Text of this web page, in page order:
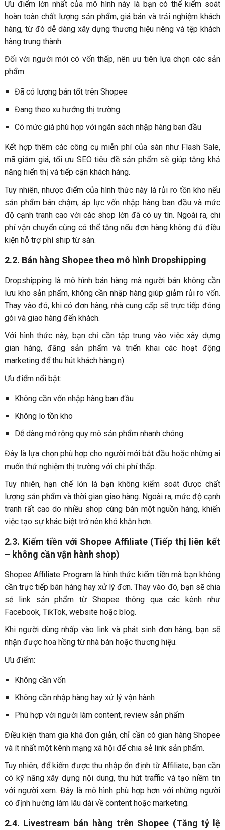
Ưu điểm lớn nhất của mô hình này là bạn có thể kiểm soát
hoàn toàn chất lượng sản phẩm, giá bán và trải nghiệm khách
hàng, từ đó dễ dàng xây dựng thương hiệu riêng và tệp khách
hàng trung thành.
Đối với người mới có vốn thấp, nên ưu tiên lựa chọn các sản
phẩm:
Đã có lượng bán tốt trên Shopee
Đang theo xu hướng thị trường
Có mức giá phù hợp với ngân sách nhập hàng ban đầu
Kết hợp thêm các công cụ miễn phí của sàn như Flash Sale,
mã giảm giá, tối ưu SEO tiêu đề sản phẩm sẽ giúp tăng khả
năng hiển thị và tiếp cận khách hàng.
Tuy nhiên, nhược điểm của hình thức này là rủi ro tồn kho nếu
sản phẩm bán chậm, áp lực vốn nhập hàng ban đầu và mức
độ cạnh tranh cao với các shop lớn đã có uy tín. Ngoài ra, chi
phí vận chuyển cũng có thể tăng nếu đơn hàng không đủ điều
kiện hỗ trợ phí ship từ sàn.
2.2. Bán hàng Shopee theo mô hình Dropshipping
Dropshipping là mô hình bán hàng mà người bán không cần
lưu kho sản phẩm, không cần nhập hàng giúp giảm rủi ro vốn.
Thay vào đó, khi có đơn hàng, nhà cung cấp sẽ trực tiếp đóng
gói và giao hàng đến khách.
Với hình thức này, bạn chỉ cần tập trung vào việc xây dựng
gian hàng, đăng sản phẩm và triển khai các hoạt động
marketing để thu hút khách hàng.n)
Ưu điểm nổi bật:
Không cần vốn nhập hàng ban đầu
Không lo tồn kho
Dễ dàng mở rộng quy mô sản phẩm nhanh chóng
Đây là lựa chọn phù hợp cho người mới bắt đầu hoặc những ai
muốn thử nghiệm thị trường với chi phí thấp.
Tuy nhiên, hạn chế lớn là bạn không kiểm soát được chất
lượng sản phẩm và thời gian giao hàng. Ngoài ra, mức độ cạnh
tranh rất cao do nhiều shop cùng bán một nguồn hàng, khiến
việc tạo sự khác biệt trở nên khó khăn hơn.
2.3. Kiếm tiền với Shopee Affiliate (Tiếp thị liên kết
– không cần vận hành shop)
Shopee Affiliate Program là hình thức kiếm tiền mà bạn không
cần trực tiếp bán hàng hay xử lý đơn. Thay vào đó, bạn sẽ chia
sẻ link sản phẩm từ Shopee thông qua các kênh như
Facebook, TikTok, website hoặc blog.
Khi người dùng nhấp vào link và phát sinh đơn hàng, bạn sẽ
nhận được hoa hồng từ nhà bán hoặc thương hiệu.
Ưu điểm:
Không cần vốn
Không cần nhập hàng hay xử lý vận hành
Phù hợp với người làm content, review sản phẩm
Điều kiện tham gia khá đơn giản, chỉ cần có gian hàng Shopee
và ít nhất một kênh mạng xã hội để chia sẻ link sản phẩm.
Tuy nhiên, để kiếm được thu nhập ổn định từ Affiliate, bạn cần
có kỹ năng xây dựng nội dung, thu hút traffic và tạo niềm tin
với người xem. Đây là mô hình phù hợp hơn với những người
có định hướng làm lâu dài về content hoặc marketing.
2.4. Livestream bán hàng trên Shopee (Tăng tỷ lệ